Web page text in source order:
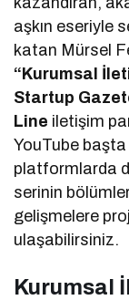
aşkın eseriyle
katan Mürsel
“Kurumsal
Startup
Line iletişim
YouTube
platformlarda
serinin
gelişmelere
ulaşabilirsiniz.
Kurumsal